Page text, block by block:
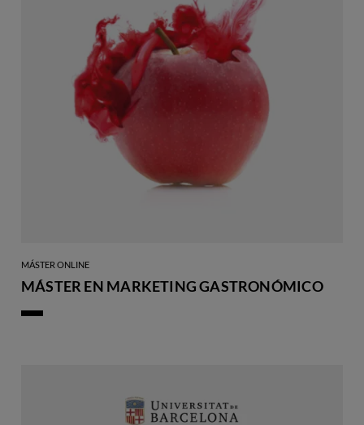
MÁSTER ONLINE
MÁSTER EN MARKETING GASTRONÓMICO